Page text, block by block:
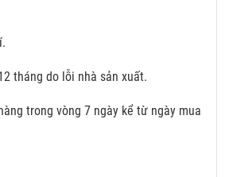
tháng do lỗi nhà sản xuất.
trong vòng 7 ngày kể từ ngày mua